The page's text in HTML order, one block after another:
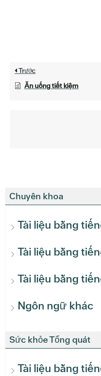
Chuyên khoa
Tài liệu bằng
Tài liệu bằng
Tài liệu bằng
Ngôn ngữ khác
Sức khỏe Tổng quát
Tài liệu bằng
Trước
Ăn uống tiết kiệm